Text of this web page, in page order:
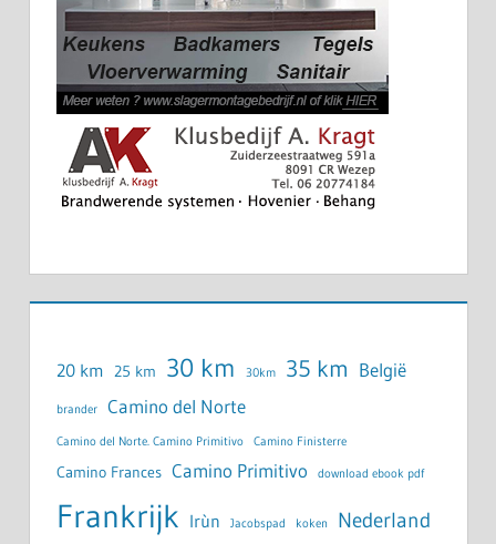
20 km 25 km 30 km 30km 35 km België
brander Camino del Norte
Camino del Norte. Camino Primitivo Camino Finisterre
Camino Frances Camino Primitivo download ebook pdf
Frankrijk Irùn Jacobspad koken Nederland